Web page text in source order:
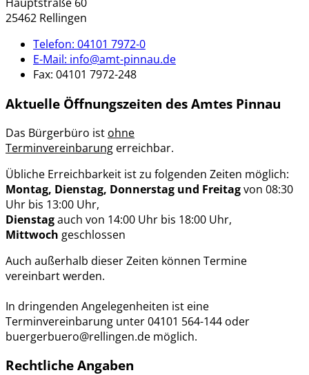
25462 Rellingen
Telefon: 04101 7972-0
E-Mail: info@amt-pinnau.de
Fax: 04101 7972-248
Aktuelle Öffnungszeiten des Amtes Pinnau
Das Bürgerbüro ist ohne
Terminvereinbarung erreichbar.
Übliche Erreichbarkeit ist zu folgenden Zeiten möglich:
Montag, Dienstag, Donnerstag und Freitagvon 08:30
Uhr bis 13:00 Uhr,
Dienstagauch von 14:00 Uhr bis 18:00 Uhr,
Mittwoch geschlossen
Auch außerhalb dieser Zeiten können Termine
vereinbart werden.
In dringenden Angelegenheiten ist eine
Terminvereinbarung unter 04101 564-144 oder
buergerbuero@rellingen.de möglich.
Rechtliche Angaben